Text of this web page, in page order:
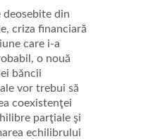
deosebite din
criza financiară
care i-a
o nouă
băncii
vor trebui să
coexistenţei
parţiale şi
echilibrului